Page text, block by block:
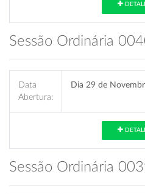
Sessão Ordinária
Data
Abertura:
Dia 29 de
Sessão Ordinária